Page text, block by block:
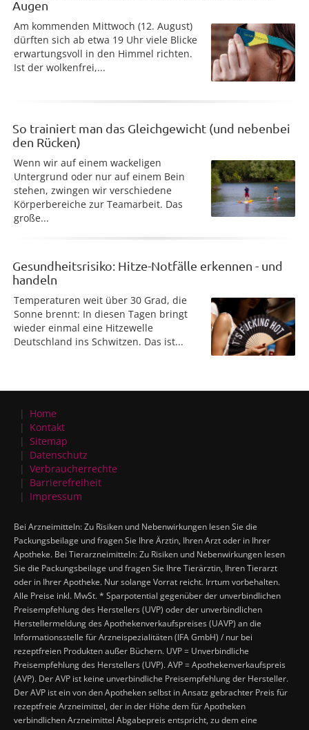
Augen
Am kommenden Mittwoch (12. August)
dürften sich ab etwa 19 Uhr viele Blicke
erwartungsvoll in den Himmel richten.
Ist der wolkenfrei,...
So trainiert man das Gleichgewicht (und nebenbei
den Rücken)
Wenn wir auf einem wackeligen
Untergrund oder nur auf einem Bein
stehen, zwingen wir verschiedene
Körperbereiche zur Teamarbeit. Das
große...
Gesundheitsrisiko: Hitze-Notfälle erkennen - und
handeln
Temperaturen weit über 30 Grad, die
Sonne brennt: In diesen Tagen bringt
wieder einmal eine Hitzewelle
Deutschland ins Schwitzen. Das ist...
Home
Kontakt
Sitemap
Datenschutz
Verbraucherrechte
Barrierefreiheit
Impressum
Bei Arzneimitteln: Zu Risiken und Nebenwirkungen lesen Sie die
Packungsbeilage und fragen Sie Ihre Ärztin, Ihren Arzt oder in Ihrer
Apotheke. Bei Tierarzneimitteln: Zu Risiken und Nebenwirkungen lesen
Sie die Packungsbeilage und fragen Sie Ihre Tierärztin, Ihren Tierarzt
oder in Ihrer Apotheke. Nur solange Vorrat reicht. Irrtum vorbehalten.
Alle Preise inkl. MwSt. * Sparpotential gegenüber der unverbindlichen
Preisempfehlung des Herstellers (UVP) oder der unverbindlichen
Herstellermeldung des Apothekenverkaufspreises (UAVP) an die
Informationsstelle für Arzneispezialitäten (IFA GmbH) / nur bei
rezeptfreien Produkten außer Büchern. UVP = Unverbindliche
Preisempfehlung des Herstellers (UVP). AVP = Apothekenverkaufspreis
(AVP). Der AVP ist keine unverbindliche Preisempfehlung der Hersteller.
Der AVP ist ein von den Apotheken selbst in Ansatz gebrachter Preis für
rezeptfreie Arzneimittel, der in der Höhe dem für Apotheken
verbindlichen Arzneimittel Abgabepreis entspricht, zu dem eine